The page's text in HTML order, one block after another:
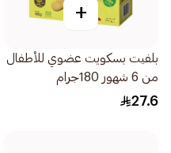
+
بلفيت بسكويت عضوي للأطفال
من 6 شهور 180جرام
27.6